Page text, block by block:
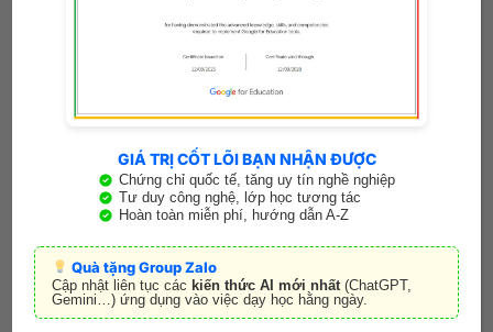
Truyện tranh Tiếng Anh lớp 1 – The Fox and the Bird
mình. Thế là chú đã tìm cách biến mình to hơn, to hơn
nữa. Em có biết Ếch đã làm cách nào không? “The Frog”
là một câu chuyện ngụ ngôn vui nhộn nằm trong bộ
truyện của i-learn Smart Start. Tập truyện này sẽ giúp trẻ
học thêm từ về các động vật và kích thước. Ngoài ra, sau
câu chuyện còn có những hoạt động ôn từ vựng và đọc
GIÁ TRỊ CỐT LÕI BẠN NHẬN ĐƯỢC
Chứng chỉ quốc tế, tăng uy tín nghề nghiệp
Tư duy công nghệ, lớp học tương tác
Hoàn toàn miễn phí, hướng dẫn A-Z
Quà tặng Group Zalo
Cập nhật liên tục các kiến thức AI mới nhất (ChatGPT,
Gemini…) ứng dụng vào việc dạy học hằng ngày.